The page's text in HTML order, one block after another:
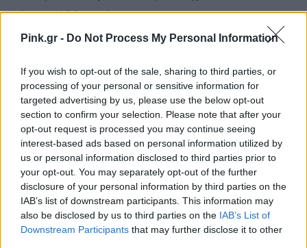
Pink.gr - Do Not Process My Personal Information
If you wish to opt-out of the sale, sharing to third parties, or
processing of your personal or sensitive information for
targeted advertising by us, please use the below opt-out
section to confirm your selection. Please note that after your
opt-out request is processed you may continue seeing
interest-based ads based on personal information utilized by
us or personal information disclosed to third parties prior to
your opt-out. You may separately opt-out of the further
disclosure of your personal information by third parties on the
IAB’s list of downstream participants. This information may
also be disclosed by us to third parties on the IAB’s List of
Downstream Participants that may further disclose it to other
μέσα σε 10 λεπτά
σε όρθια στάση και σε ύπτια θέση χρειάζεται 23
σε περισσότερα από 100 λεπτά στην αριστερή
πλευρά
«Για τους ηλικιωμένους, τους ανθρώπους με
κινητικά προβλήματα ή τους κατάκοιτους, το αν
γυρίζουν προς τα αριστερά ή προς τα δεξιά
μπορεί να κάνει τη διαφορά», συμπλήρωσε ο δρ.
Mittal.
Στα ερευνητικά πλάνα των επιστημόνων